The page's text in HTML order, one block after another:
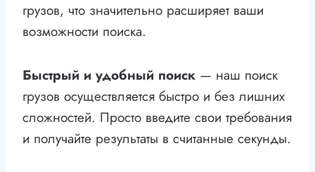
грузов, что значительно расширяет ваши
возможности поиска.
Быстрый и удобный поиск — наш поиск
грузов осуществляется быстро и без лишних
сложностей. Просто введите свои требования
и получайте результаты в считанные секунды.